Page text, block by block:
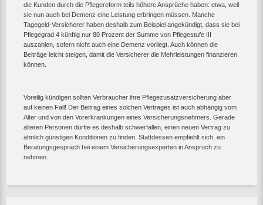
die Kunden durch die Pflegereform teils höhere Ansprüche haben: etwa, weil
sie nun auch bei Demenz eine Leistung erbringen müssen. Manche
Tagegeld-Versicherer haben deshalb zum Beispiel angekündigt, dass sie bei
Pflegegrad 4 künftig nur 80 Prozent der Summe von Pflegestufe III
auszahlen, sofern nicht auch eine Demenz vorliegt. Auch können die
Beiträge leicht steigen, damit die Versicherer die Mehrleistungen finanzieren
können.
Voreilig kündigen sollten Verbraucher ihre Pflegezusatzversicherung aber
auf keinen Fall! Der Beitrag eines solchen Vertrages ist auch abhängig vom
Alter und von den Vorerkrankungen eines Versicherungsnehmers. Gerade
älteren Personen dürfte es deshalb schwerfallen, einen neuen Vertrag zu
ähnlich günstigen Konditionen zu finden. Stattdessen empfiehlt sich, ein
Beratungsgespräch bei einem Versicherungsexperten in Anspruch zu
nehmen.